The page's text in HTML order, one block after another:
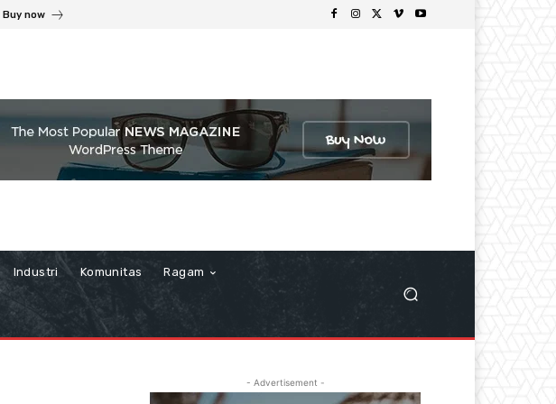
Buy now
Industri Komunitas Ragam
- Advertisement -